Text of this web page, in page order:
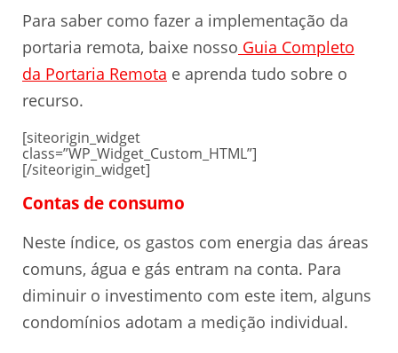
Para saber como fazer a implementação da
portaria remota, baixe nosso Guia Completo
da Portaria Remota e aprenda tudo sobre o
recurso.
[siteorigin_widget
class=”WP_Widget_Custom_HTML”]
[/siteorigin_widget]
Contas de consumo
Neste índice, os gastos com energia das áreas
comuns, água e gás entram na conta. Para
diminuir o investimento com este item, alguns
condomínios adotam a medição individual.